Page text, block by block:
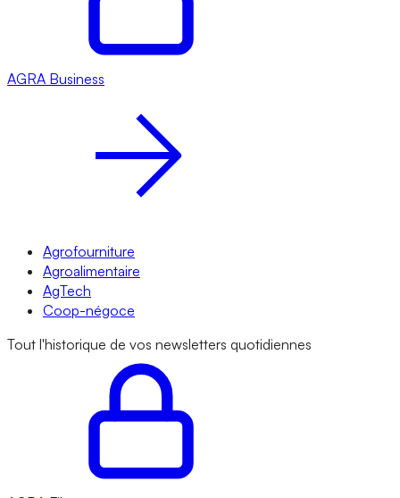
AGRA Business
Agrofourniture
Agroalimentaire
AgTech
Coop-négoce
Tout l'historique de vos newsletters quotidiennes